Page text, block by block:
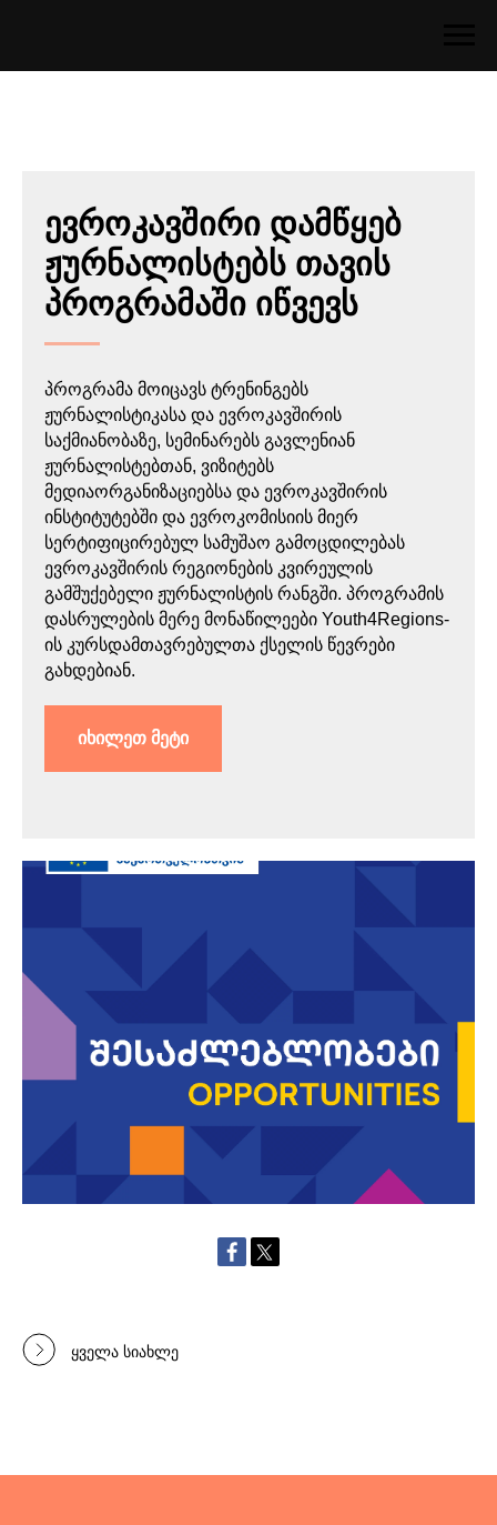
ევროკავშირი დამწყებ
ჟურნალისტებს თავის
პროგრამაში იწვევს
პროგრამა მოიცავს ტრენინგებს
ჟურნალისტიკასა და ევროკავშირის
საქმიანობაზე, სემინარებს გავლენიან
ჟურნალისტებთან, ვიზიტებს
მედიაორგანიზაციებსა და ევროკავშირის
ინსტიტუტებში და ევროკომისიის მიერ
სერტიფიცირებულ სამუშაო გამოცდილებას
ევროკავშირის რეგიონების კვირეულის
გამშუქებელი ჟურნალისტის რანგში. პროგრამის
დასრულების მერე მონაწილეები Youth4Regions-
ის კურსდამთავრებულთა ქსელის წევრები
გახდებიან.
იხილეთ მეტი
ყველა სიახლე